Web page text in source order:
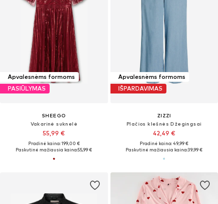
Apvalesnėms formoms
PASIŪLYMAS
SHEEGO
Vakarinė suknelė
55,99 €
Pradinė kaina: 199,00 €
Paskutinė mažiausia kaina:55,99 €
Apvalesnėms formoms
IŠPARDAVIMAS
ZIZZI
Plačios klešnės Džegingsai
42,49 €
Pradinė kaina: 49,99 €
Paskutinė mažiausia kaina:39,99 €